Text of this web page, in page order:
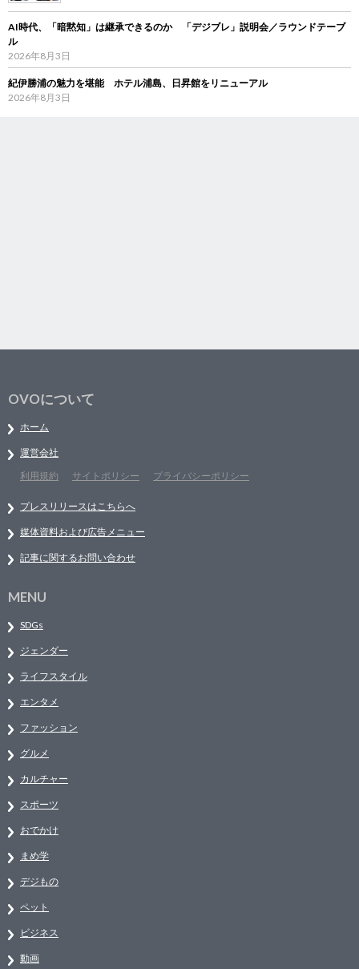
AI時代、「暗黙知」は継承できるのか 「デジブレ」説明会／ラウンドテーブ
ル
2026年8月3日
紀伊勝浦の魅力を堪能 ホテル浦島、日昇館をリニューアル
2026年8月3日
OVOについて
ホーム
運営会社
利用規約
サイトポリシー プライバシーポリシー
プレスリリースはこちらへ
媒体資料および広告メニュー
記事に関するお問い合わせ
MENU
SDGs
ジェンダー
ライフスタイル
エンタメ
ファッション
グルメ
カルチャー
スポーツ
おでかけ
まめ学
デジもの
ペット
ビジネス
動画